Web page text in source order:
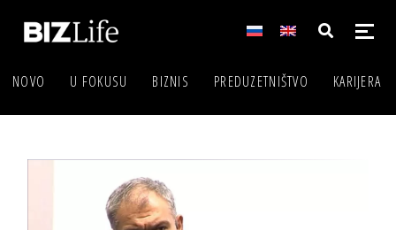
NOVO U FOKUSU BIZNIS PREDUZETNIŠTVO KARIJERA